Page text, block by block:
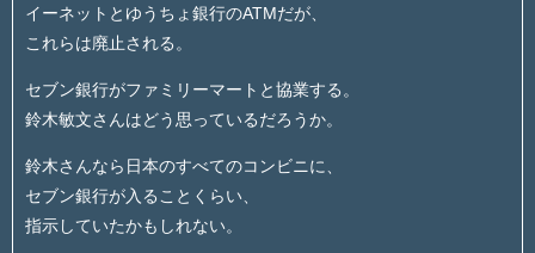
イーネットとゆうちょ銀行のATMだが、
これらは廃止される。
セブン銀行がファミリーマートと協業する。
鈴木敏文さんはどう思っているだろうか。
鈴木さんなら日本のすべてのコンビニに、
セブン銀行が入ることくらい、
指示していたかもしれない。